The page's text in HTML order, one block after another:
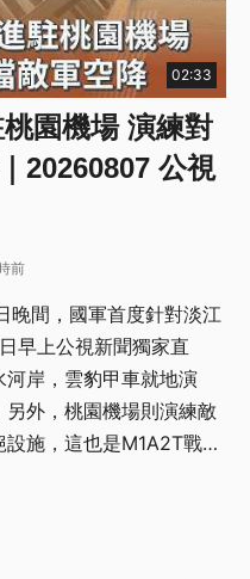
02:33
園機場 演練對
20260807 公視
前
晚間，國軍首度針對淡江
早上公視新聞獨家直
岸，雲豹甲車就地演
外，桃園機場則演練敵
施，這也是M1A2T戰車